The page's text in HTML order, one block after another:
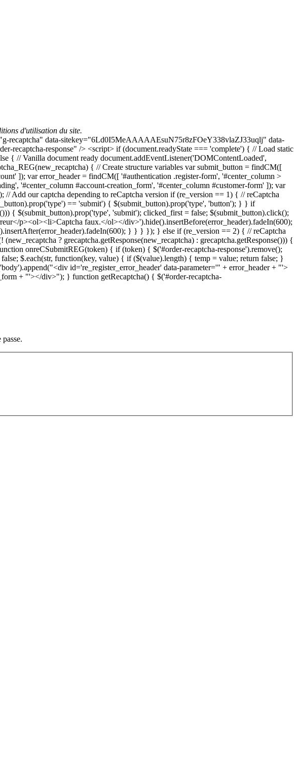
d'utilisation du site.
recaptcha" data-sitekey="6Ld0I5MeAAAAAEsuN75r8zFOeY338vlaZJ33uqlj" data-
response" /> <script> if (document.readyState === 'complete') { // Load static
{ // Vanilla document ready document.addEventListener('DOMContentLoaded',
{ // Create structure variables var submit_button = findCM([
]); var error_header = findCM([ '#authentication .register-form', '#center_column >
'#center_column #account-creation_form', '#center_column #customer-form' ]); var
Add our captcha depending to reCaptcha version if (re_version == 1) { // reCaptcha
== 'submit') { $(submit_button).prop('type', 'button'); } } if
{ $(submit_button).prop('type', 'submit'); clicked_first = false; $(submit_button).click();
p><ol><li>Captcha faux.</ol></div>').hide().insertBefore(error_header).fadeIn(600);
} } } }); } else if (re_version == 2) { // reCaptcha
? grecaptcha.getResponse(new_recaptcha) : grecaptcha.getResponse())) {
onreCSubmitREG(token) { if (token) { $('#order-recaptcha-response').remove();
$.each(str, function(key, value) { if ($(value).length) { temp = value; return false; }
id='re_register_error_header' data-parameter='" + error_header + "'>
+ "'></div>"); } function getRecaptcha() { $('#order-recaptcha-